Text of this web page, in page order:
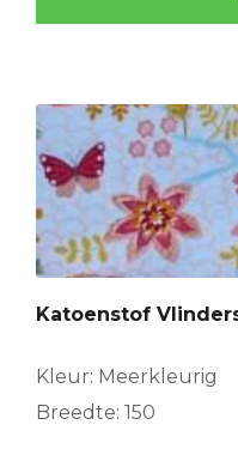
Katoenstof
Kleur: Meerkleurig
Breedte: 150